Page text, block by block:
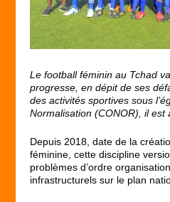
Le football féminin au Tchad
progresse, en dépit de ses
des activités sportives sous
Normalisation (CONOR), il est
Depuis 2018, date de la
féminine, cette discipline
problèmes d’ordre
infrastructurels sur le plan